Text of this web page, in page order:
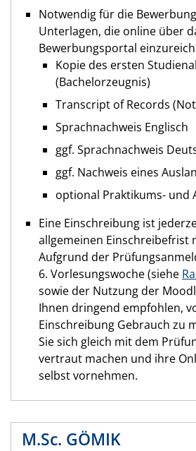
Notwendig für die
Unterlagen, die online über
Bewerbungsportal
Kopie des ersten
(Bachelorzeugnis)
Transcript of Records
Sprachnachweis Englisch
ggf. Sprachnachweis
ggf. Nachweis eines
optional Praktikums- und
Eine Einschreibung ist
allgemeinen Einschreibefrist
Aufgrund der
6. Vorlesungswoche (siehe
sowie der Nutzung der
Ihnen dringend empfohlen,
Einschreibung Gebrauch zu
Sie sich gleich mit dem
vertraut machen und ihre
selbst vornehmen.
M.Sc. GÖMIK